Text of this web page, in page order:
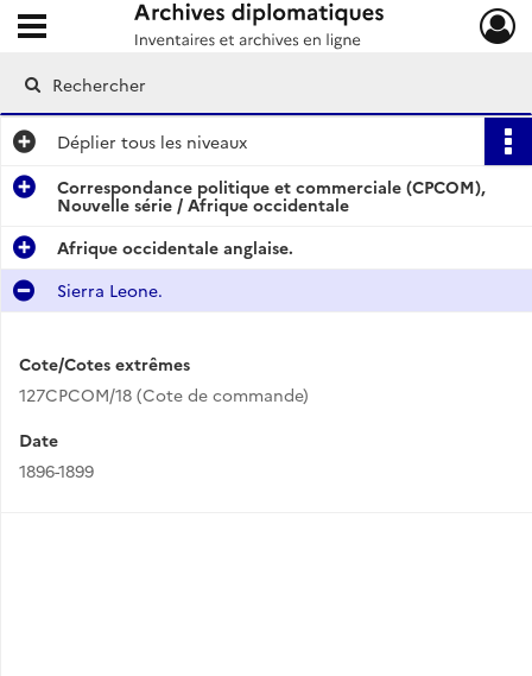
Archives diplomatiques
Ouvrir le menu déroulant
Déplier tous les niveaux
Correspondance politique et commerciale (CPCOM),
Nouvelle série / Afrique occidentale
Afrique occidentale anglaise.
Sierra Leone.
Cote/Cotes extrêmes
127CPCOM/18 (Cote de commande)
Date
1896-1899